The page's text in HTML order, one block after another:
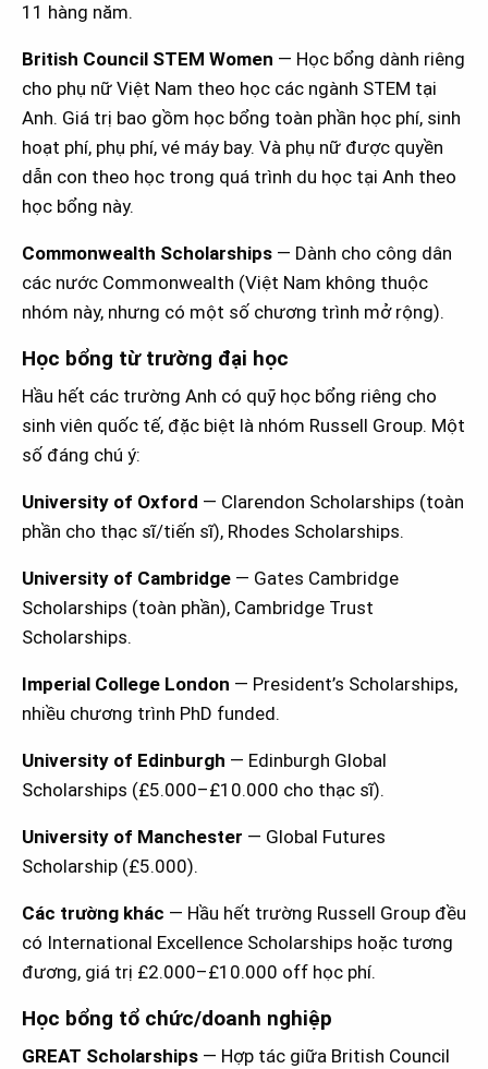
11 hàng năm.
British Council STEM Women — Học bổng dành riêng
cho phụ nữ Việt Nam theo học các ngành STEM tại
Anh. Giá trị bao gồm học bổng toàn phần học phí, sinh
hoạt phí, phụ phí, vé máy bay. Và phụ nữ được quyền
dẫn con theo học trong quá trình du học tại Anh theo
học bổng này.
Commonwealth Scholarships — Dành cho công dân
các nước Commonwealth (Việt Nam không thuộc
nhóm này, nhưng có một số chương trình mở rộng).
Học bổng từ trường đại học
Hầu hết các trường Anh có quỹ học bổng riêng cho
sinh viên quốc tế, đặc biệt là nhóm Russell Group. Một
số đáng chú ý:
University of Oxford — Clarendon Scholarships (toàn
phần cho thạc sĩ/tiến sĩ), Rhodes Scholarships.
University of Cambridge — Gates Cambridge
Scholarships (toàn phần), Cambridge Trust
Scholarships.
Imperial College London — President’s Scholarships,
nhiều chương trình PhD funded.
University of Edinburgh — Edinburgh Global
Scholarships (£5.000–£10.000 cho thạc sĩ).
University of Manchester — Global Futures
Scholarship (£5.000).
Các trường khác — Hầu hết trường Russell Group đều
có International Excellence Scholarships hoặc tương
đương, giá trị £2.000–£10.000 off học phí.
Học bổng tổ chức/doanh nghiệp
GREAT Scholarships — Hợp tác giữa British Council